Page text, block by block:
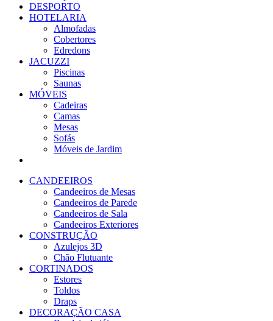
DESPORTO
HOTELARIA
Almofadas
Cobertores
Edredons
JACUZZI
Piscinas
Saunas
MÓVEIS
Cadeiras
Camas
Mesas
Sofás
Móveis de Jardim
CANDEEIROS
Candeeiros de Mesas
Candeeiros de Parede
Candeeiros de Sala
Candeeiros Exteriores
CONSTRUÇÃO
Azulejos 3D
Chão Flutuante
CORTINADOS
Estores
Toldos
Draps
DECORAÇÃO CASA